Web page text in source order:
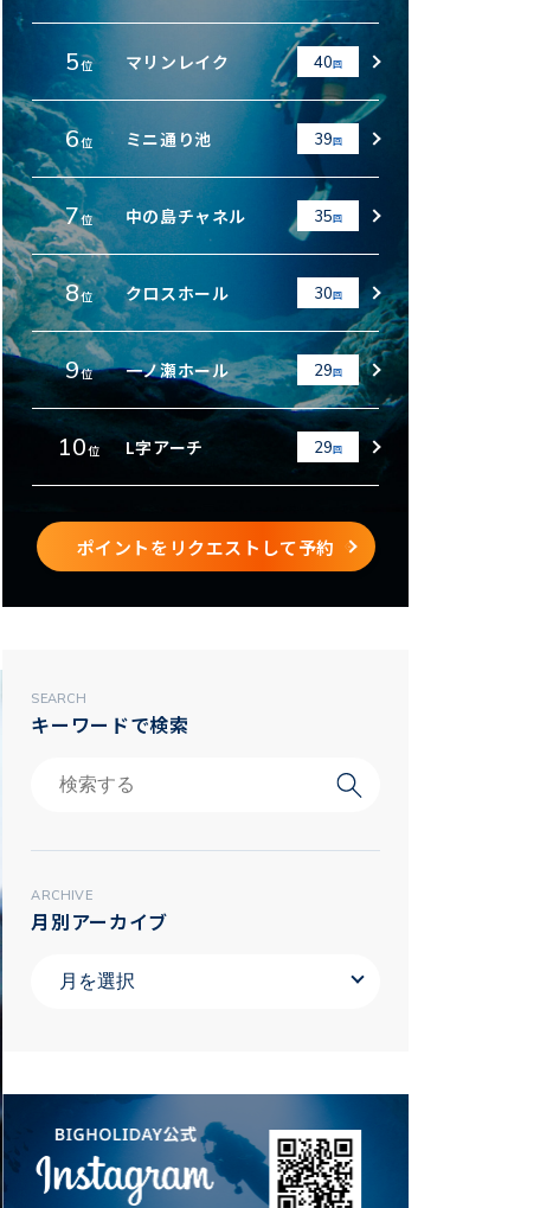
5位 マリンレイク 40回
6位 ミニ通り池 39回
7位 中の島チャネル 35回
8位 クロスホール 30回
9位 一ノ瀬ホール 29回
10位 L字アーチ 29回
ポイントをリクエストして予約
SEARCH
キーワードで検索
ARCHIVE
月別アーカイブ